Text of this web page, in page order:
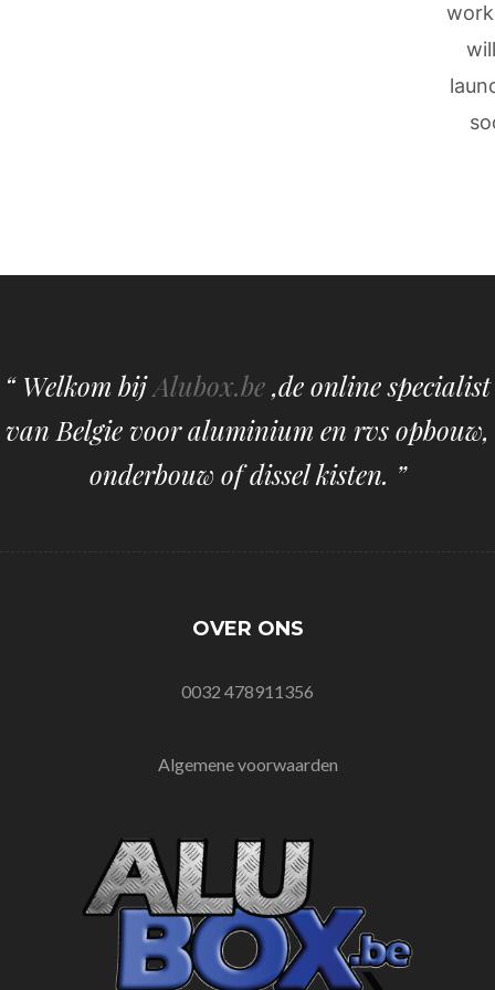
“ Welkom bijAlubox.be,de online specialist
van Belgie voor aluminium en rvs opbouw,
onderbouw of dissel kisten. ”
OVER ONS
0032 478911356
Algemene voorwaarden